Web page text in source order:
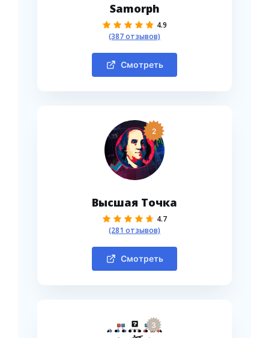
Samorph
4.9
(387 отзывов)
Смотреть
2
Высшая Точка
4.7
(281 отзывов)
Смотреть
3